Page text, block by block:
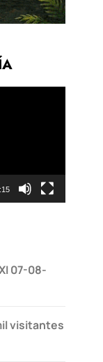
07-08-
visitantes